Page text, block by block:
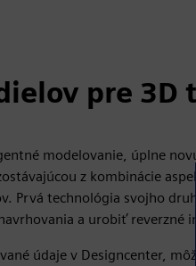
pre 3D
modelovanie, úplne
z kombinácie
Prvá technológia svojho
a urobiť reverzné
údaje v Designcenter,